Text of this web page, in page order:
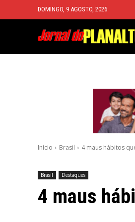
DOMINGO, 9 AGOSTO, 2026
Início Brasil 4 maus hábitos
Brasil Destaques
4 maus